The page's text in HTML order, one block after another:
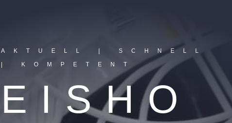
AKTUELL | SCHNELL
| KOMPETENT
EISHO